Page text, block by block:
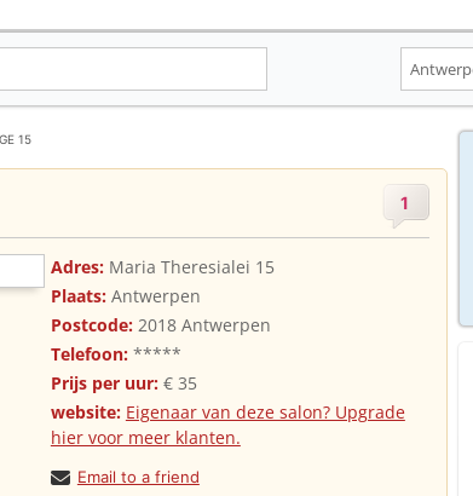
15
1
Adres: Maria Theresialei 15
Plaats: Antwerpen
Postcode: 2018 Antwerpen
Telefoon:*****
Prijs per uur: € 35
website: Eigenaar van deze salon? Upgrade
hier voor meer klanten.
Email to a friend